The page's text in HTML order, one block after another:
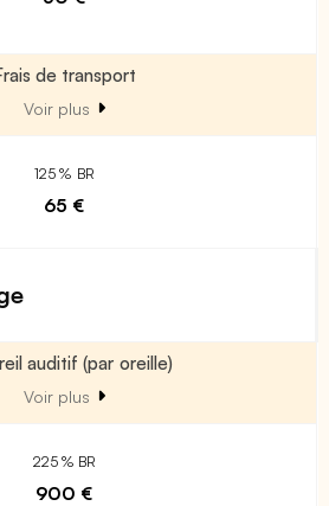
de transport
Voir plus
125 % BR
65 €
auditif (par oreille)
Voir plus
225 % BR
900 €